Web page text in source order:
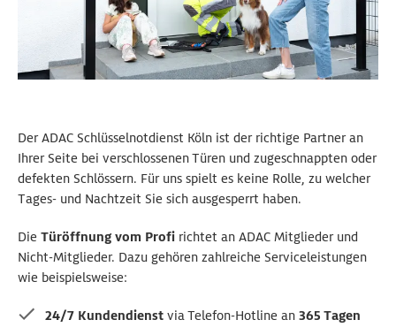
Der ADAC Schlüsselnotdienst Köln ist der richtige Partner an
Ihrer Seite bei verschlossenen Türen und zugeschnappten oder
defekten Schlössern. Für uns spielt es keine Rolle, zu welcher
Tages- und Nachtzeit Sie sich ausgesperrt haben.
Die Türöffnung vom Profi richtet an ADAC Mitglieder und
Nicht-Mitglieder. Dazu gehören zahlreiche Serviceleistungen
wie beispielsweise:
24/7 Kundendienst via Telefon-Hotline an 365 Tagen